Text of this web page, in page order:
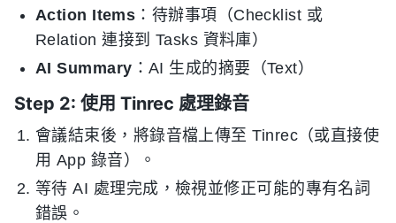
Action Items ：待辦事項（Checklist 或
Relation 連接到 Tasks 資料庫）
AI Summary ：AI 生成的摘要（Text）
Step 2: 使用 Tinrec 處理錄音
會議結束後，將錄音檔上傳至 Tinrec（或直接使
用 App 錄音）。
等待 AI 處理完成，檢視並修正可能的專有名詞
錯誤。